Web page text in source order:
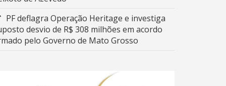
PF deflagra Operação Heritage e investiga
desvio de R$ 308 milhões em acordo
pelo Governo de Mato Grosso